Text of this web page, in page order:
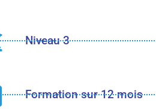
Niveau 3
Formation sur 12 mois